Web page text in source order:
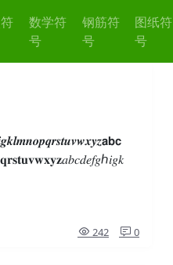
数学符
号
钢筋符
号
图纸符
号
242 0